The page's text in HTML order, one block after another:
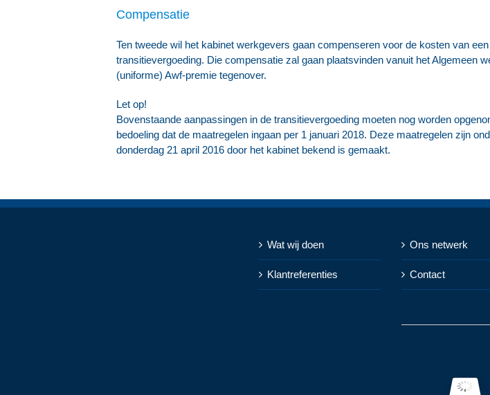
Compensatie
Ten tweede wil het kabinet werkgevers gaan compenseren voor de kosten van
transitievergoeding. Die compensatie zal gaan plaatsvinden vanuit het Algemeen
(uniforme) Awf-premie tegenover.
Let op!
Bovenstaande aanpassingen in de transitievergoeding moeten nog worden
bedoeling dat de maatregelen ingaan per 1 januari 2018. Deze maatregelen zijn
donderdag 21 april 2016 door het kabinet bekend is gemaakt.
Wat wij doen
Klantreferenties
Ons netwerk
Contact